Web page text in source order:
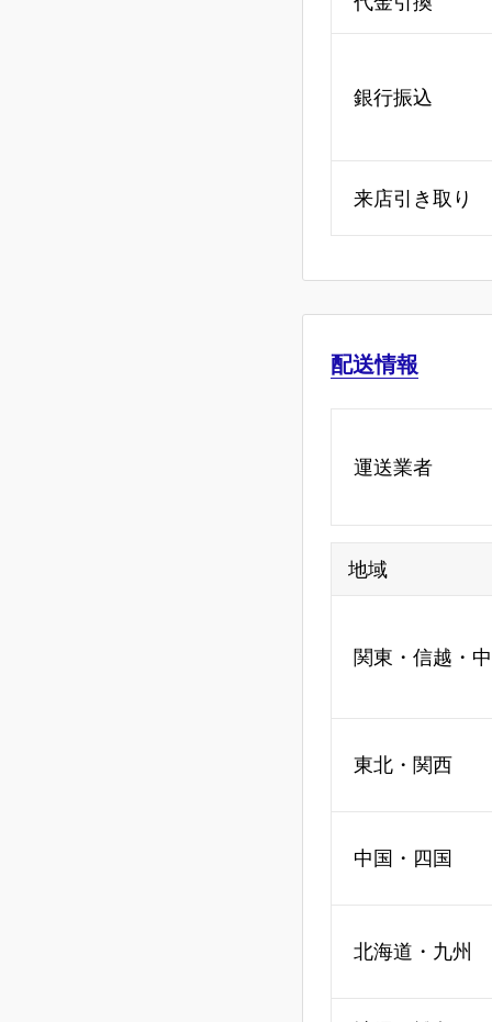
銀行振込
来店引き取り
配送情報
運送業者
地域
関東・信越・
東北・関西
中国・四国
北海道・九州